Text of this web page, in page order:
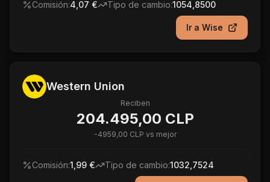
Comisión:4,07 € Tipo de cambio:1054,8500
Ir a Wise
Western Union
Reciben
204.495,00 CLP
-4959,00 CLP vs mejor
Comisión:1,99 € Tipo de cambio:1032,7524